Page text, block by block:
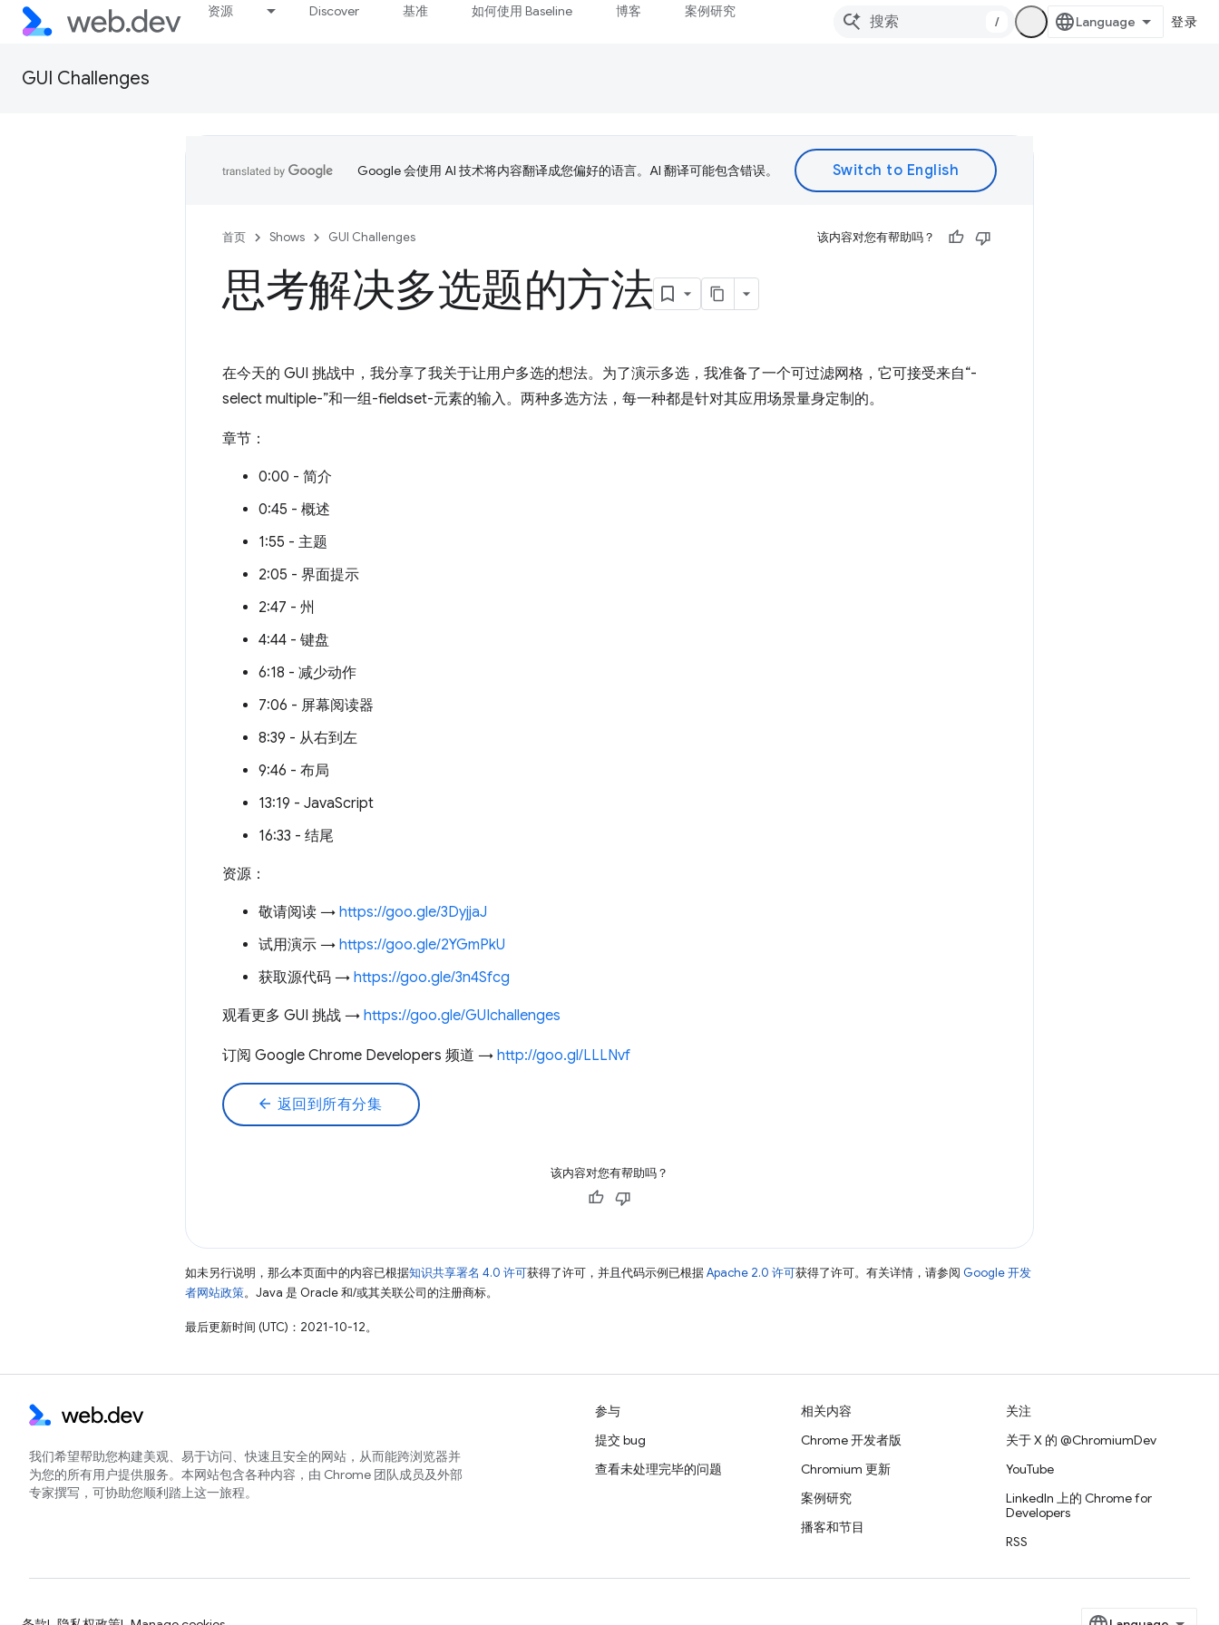
资源 Discover 基准 如何使用 Baseline 博客 案例研究
/ 登录
GUI Challenges
Google 会使用 AI 技术将内容翻译成您偏好的语言。AI 翻译可能包含错误。
首页 Shows GUI Challenges 该内容对您有帮助吗？
思考解决多选题的方法
在今天的 GUI 挑战中，我分享了我关于让用户多选的想法。为了演示多选，我准备了一个可过滤网格，它可接受来自“-
select multiple-”和一组-fieldset-元素的输入。两种多选方法，每一种都是针对其应用场景量身定制的。
章节：
0:00 - 简介
0:45 - 概述
1:55 - 主题
2:05 - 界面提示
2:47 - 州
4:44 - 键盘
6:18 - 减少动作
7:06 - 屏幕阅读器
8:39 - 从右到左
9:46 - 布局
13:19 - JavaScript
16:33 - 结尾
资源：
敬请阅读 → https://goo.gle/3DyjjaJ
试用演示 → https://goo.gle/2YGmPkU
获取源代码 → https://goo.gle/3n4Sfcg
观看更多 GUI 挑战 → https://goo.gle/GUIchallenges
订阅 Google Chrome Developers 频道 → http://goo.gl/LLLNvf
arrow_back 返回到所有分集
该内容对您有帮助吗？
如未另行说明，那么本页面中的内容已根据知识共享署名 4.0 许可获得了许可，并且代码示例已根据Apache 2.0 许可获得了许可。有关详情，请参阅 Google 开发
者网站政策。Java 是 Oracle 和/或其关联公司的注册商标。
最后更新时间 (UTC)：2021-10-12。
我们希望帮助您构建美观、易于访问、快速且安全的网站，从而能跨浏览器并
为您的所有用户提供服务。本网站包含各种内容，由 Chrome 团队成员及外部
专家撰写，可协助您顺利踏上这一旅程。
参与
提交 bug
查看未处理完毕的问题
相关内容
Chrome 开发者版
Chromium 更新
案例研究
播客和节目
关注
关于 X 的 @ChromiumDev
YouTube
LinkedIn 上的 Chrome for
Developers
RSS